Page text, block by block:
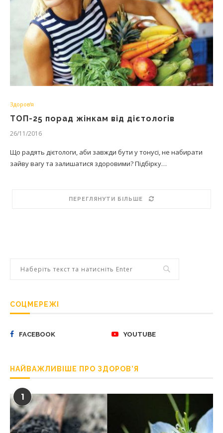
Здоров'я
ТОП-25 порад жінкам від дієтологів
26/11/2016
Що радять дієтологи, аби завжди бути у тонусі, не набирати
зайву вагу та залишатися здоровими? Підбірку…
ПЕРЕГЛЯНУТИ БІЛЬШЕ
СОЦМЕРЕЖІ
FACEBOOK YOUTUBE
НАЙВАЖЛИВІШЕ ПРО ЗДОРОВ’Я
1